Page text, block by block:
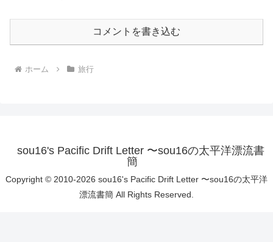
コメントを書き込む
ホーム 旅行
sou16's Pacific Drift Letter 〜sou16の太平洋漂流書
簡
Copyright © 2010-2026 sou16's Pacific Drift Letter 〜sou16の太平洋
漂流書簡 All Rights Reserved.